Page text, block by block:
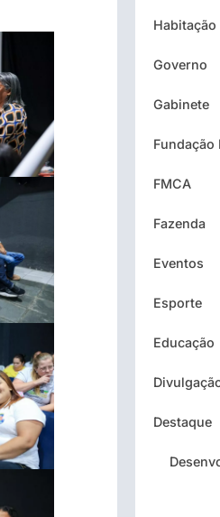
Habitação
Governo
Gabinete
Fundação
FMCA
Fazenda
Eventos
Esporte
Educação
Destaque